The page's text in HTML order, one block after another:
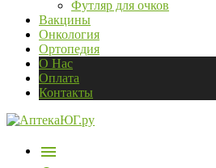
Футляр для очков
Вакцины
Онкология
Ортопедия
О Нас
Оплата
Контакты